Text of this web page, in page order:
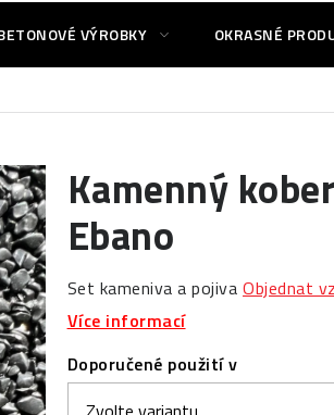
VÝROBKY OKRASNÉ
Kamenný
Ebano
Set kameniva a pojiva Objednat
Více informací
Doporučené použití v